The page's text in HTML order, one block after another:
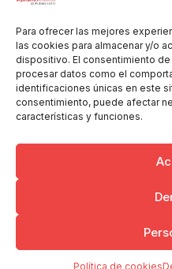
Para ofrecer las mejores
las cookies para almacenar y/o
dispositivo. El consentimiento
procesar datos como el
identificaciones únicas en este
consentimiento, puede afectar
características y funciones.
Política de cookies